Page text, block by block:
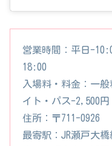
営業時間：平日-
18:00
入場料・料金：一
イト・パス-2,500円
住所：〒711-0926
最寄駅：JR瀬戸大